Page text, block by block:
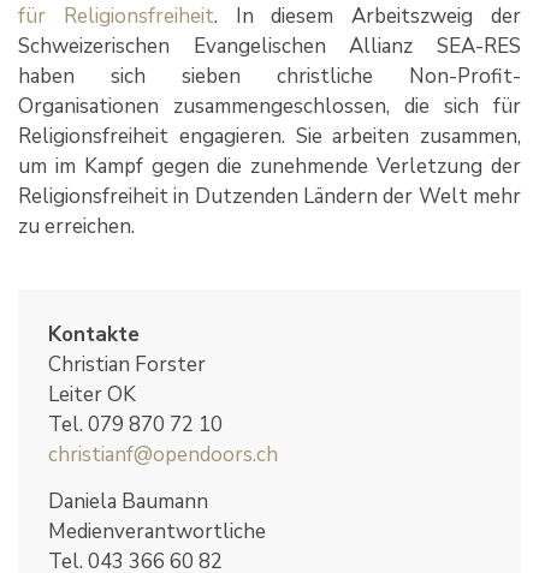
für Religionsfreiheit. In diesem Arbeitszweig der
Schweizerischen Evangelischen Allianz SEA-RES
haben sich sieben christliche Non-Profit-
Organisationen zusammengeschlossen, die sich für
Religionsfreiheit engagieren. Sie arbeiten zusammen,
um im Kampf gegen die zunehmende Verletzung der
Religionsfreiheit in Dutzenden Ländern der Welt mehr
zu erreichen.
Kontakte
Christian Forster
Leiter OK
Tel. 079 870 72 10
christianf@opendoors.ch
Daniela Baumann
Medienverantwortliche
Tel. 043 366 60 82